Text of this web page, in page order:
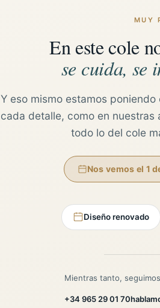
MUY
En este cole
se cuida, se
Y eso mismo estamos
cada detalle, como en nuestras
todo lo del cole
Nos vemos el 1
Diseño renovado
Mientras tanto,
+34 965 29 01 70